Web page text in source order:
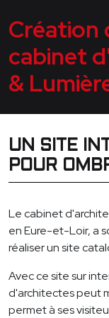
Création
cabinet
&
UN SITE
POUR
Le cabinet
en Eure-et-Loir, a
réaliser un site
Avec ce site sur
d'architectes peut
permet à ses